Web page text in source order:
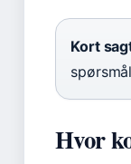
Kort
Hvor